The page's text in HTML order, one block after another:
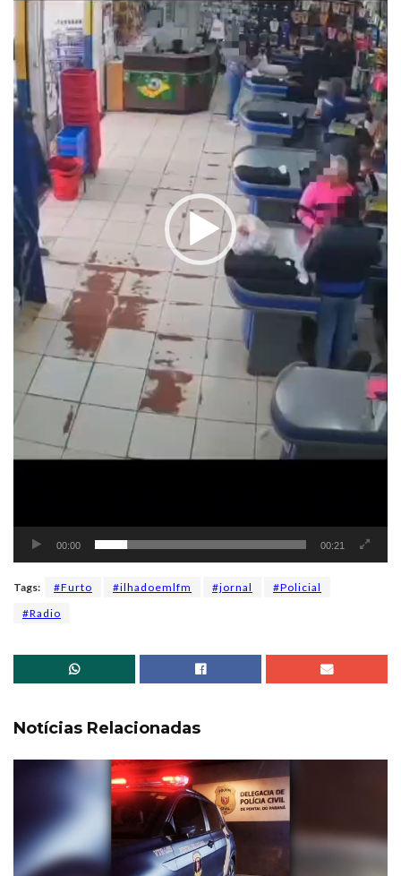
00:00 00:21
Tags: #Furto #ilhadoemlfm #jornal
#Policial
#Radio
Notícias Relacionadas